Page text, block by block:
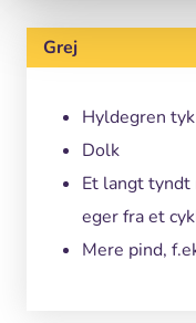
Grej
Hyldegren
Dolk
Et langt tyndt
eger fra et
Mere pind,